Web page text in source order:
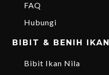
FAQ
Hubungi
BIBIT & BENIH IKAN
Bibit Ikan Nila